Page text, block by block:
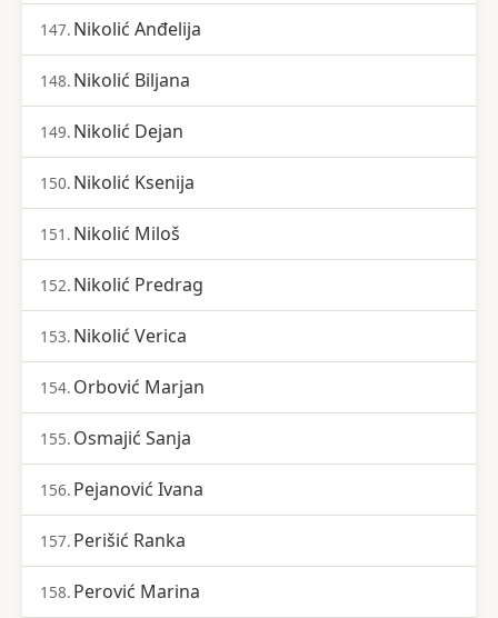
147. Nikolić Anđelija
148. Nikolić Biljana
149. Nikolić Dejan
150. Nikolić Ksenija
151. Nikolić Miloš
152. Nikolić Predrag
153. Nikolić Verica
154. Orbović Marjan
155. Osmajić Sanja
156. Pejanović Ivana
157. Perišić Ranka
158. Perović Marina